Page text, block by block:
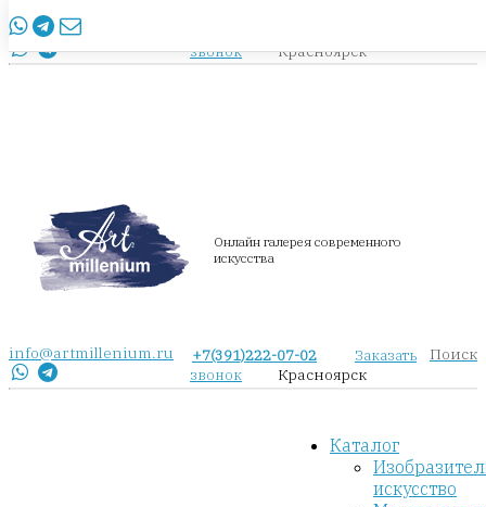
info@artmillenium.ru
звонок
Красноярск
Онлайн галерея современного
искусства
info@artmillenium.ru +7(391)222-07-02
Заказать
звонок
Красноярск
Поиск
Каталог
искусство